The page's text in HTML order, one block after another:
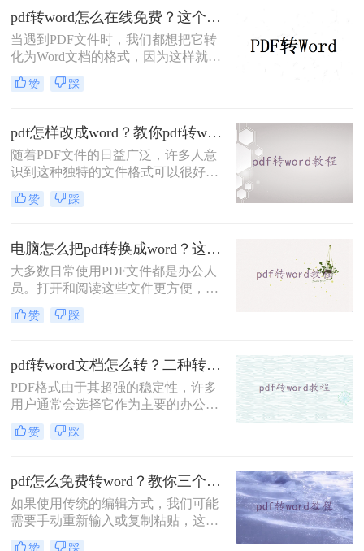
我们在处理和编辑文档时更加灵活。
如果你也在找PDF转Word免费转换器
的话，下面小编就来分享下怎样转pdf
为word文档吧！
pdf转word怎么在线免费？这个方法可以帮到你！
当遇到PDF文件时，我们都想把它转
化为Word文档的格式，因为这样就能
编辑PDF文件了。那么你知道怎么pdf
转word怎么在线免费吗？说到格式转
就来看看是怎么将#other#的，下次遇
到这种问题就不用担心了。
赞 踩
pdf怎样改成word？教你pdf转word在线免费方法！
随着PDF文件的日益广泛，许多人意
识到这种独特的文件格式可以很好地
保护里面的数据和数据，但当需要修
改时却很难下手。想要修改PDF文
在Word文档上面修改，那么pdf怎样
改成word呢？下面一起看看吧！
赞 踩
电脑怎么把pdf转换成word？这两种方法很方便！
大多数日常使用PDF文件都是办公人
员。打开和阅读这些文件更方便，但
在PDF中添加一些内容更困难，这需
要转换PDF文件的格式。电脑怎么把
怎么转换。那么今天就来给大家分享
一下pdf转word的方法。
赞 踩
pdf转word文档怎么转？二种转换方法了解一下！
PDF格式由于其超强的稳定性，许多
用户通常会选择它作为主要的办公文
件。然而，在一些特殊的时刻，优势
会逐渐转化为缺点。例如，如果你想
它们转换成Word来复制它们。那么，
pdf转word文档怎么转呢？这里分享二
个简单的操作方法。让我们来看看。
赞 踩
pdf怎么免费转word？教你三个方法！
如果使用传统的编辑方式，我们可能
需要手动重新输入或复制粘贴，这样
既费时又容易出错；但借助了文档转
赞 踩